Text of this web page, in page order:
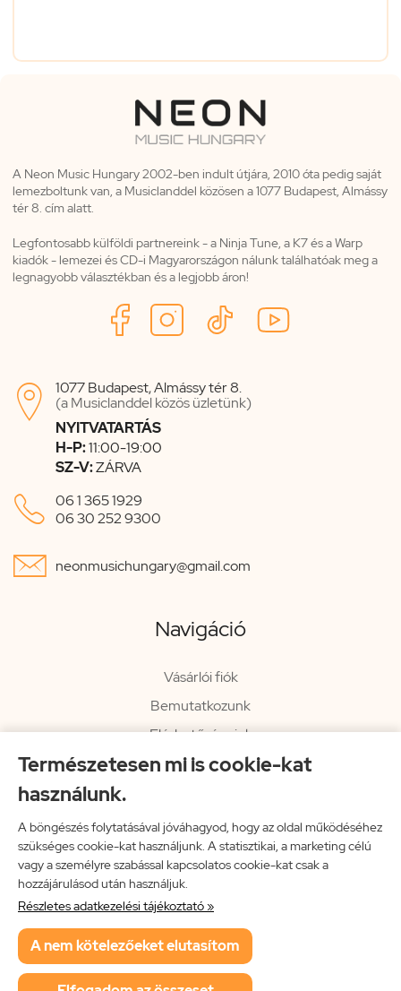
Természetesen mi is cookie-kat
használunk.
A böngészés folytatásával jóváhagyod, hogy az oldal működéséhez
szükséges cookie-kat használjunk. A statisztikai, a marketing célú
vagy a személyre szabással kapcsolatos cookie-kat csak a
hozzájárulásod után használjuk.
Részletes adatkezelési tájékoztató »
A nem kötelezőeket elutasítom
A Neon Music Hungary 2002-ben indult útjára, 2010 óta pedig saját
lemezboltunk van, a Musiclanddel közösen a 1077 Budapest, Almássy
tér 8. cím alatt.
Legfontosabb külföldi partnereink - a Ninja Tune, a K7 és a Warp
kiadók - lemezei és CD-i Magyarországon nálunk találhatóak meg a
legnagyobb választékban és a legjobb áron!

1077 Budapest, Almássy tér 8.
(a Musiclanddel közös üzletünk)
NYITVATARTÁS
H-P:11:00-19:00
SZ-V:ZÁRVA
 06 1 365 1929
06 30 252 9300
 neonmusichungary@gmail.com
Navigáció
Vásárlói fiók
Bemutatkozunk
Elérhetőségeink
Hírlevél
Impresszum
Vissza a főoldalra
Neon Music Hungary Bt.
ÁSZF
Adatkezelési tájékoztató